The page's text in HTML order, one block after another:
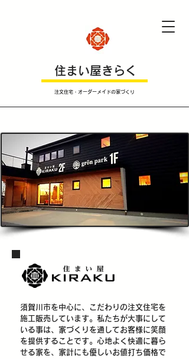
​住まい屋きらく
注文住宅・オーダーメイドの家づくり
須賀川市を中心に、こだわりの注文住宅を
施工販売しています。私たちが大事にして
いる事は、家づくりを通してお客様に笑顔
を提供することです。心地よく快適に暮ら
せる家を、家計にも優しいお値打ち価格で